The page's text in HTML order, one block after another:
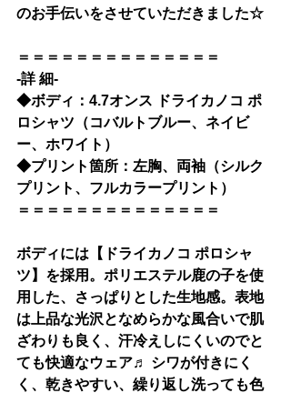
のお手伝いをさせていただきました☆
＝＝＝＝＝＝＝＝＝＝＝＝＝＝
-詳 細-
◆ボディ：4.7オンス ドライカノコ ポ
ロシャツ（コバルトブルー、ネイビ
ー、ホワイト）
◆プリント箇所：左胸、両袖（シルク
プリント、フルカラープリント）
＝＝＝＝＝＝＝＝＝＝＝＝＝＝
ボディには【 ドライカノコ ポロシャ
ツ】を採用。 ポリエステル鹿の子を使
用した、さっぱりとした生地感。表地
は上品な光沢となめらかな風合いで肌
ざわりも良く、汗冷えしにくいのでと
ても快適なウェア♬ シワが付きにく
く、乾きやすい、繰り返し洗っても色